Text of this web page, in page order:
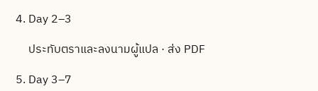
Day 2–3
ประทับตราและลงนามผู้แปล · ส่ง PDF
Day 3–7